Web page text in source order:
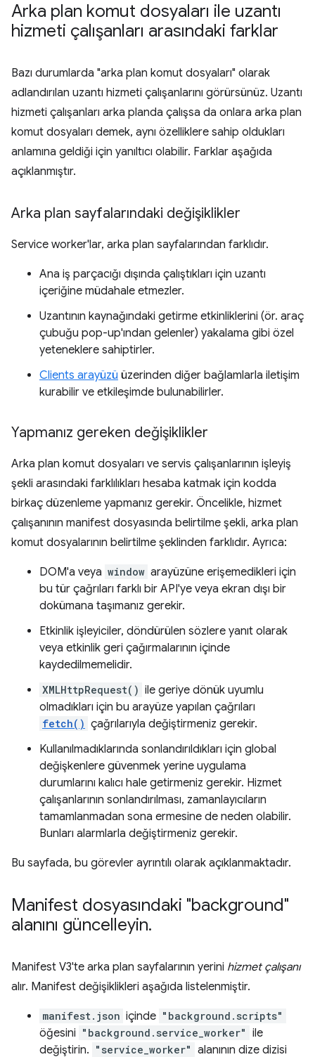
Arka plan komut dosyaları ile uzantı
hizmeti çalışanları arasındaki farklar
Bazı durumlarda "arka plan komut dosyaları" olarak
adlandırılan uzantı hizmeti çalışanlarını görürsünüz. Uzantı
hizmeti çalışanları arka planda çalışsa da onlara arka plan
komut dosyaları demek, aynı özelliklere sahip oldukları
anlamına geldiği için yanıltıcı olabilir. Farklar aşağıda
açıklanmıştır.
Arka plan sayfalarındaki değişiklikler
Service worker'lar, arka plan sayfalarından farklıdır.
Ana iş parçacığı dışında çalıştıkları için uzantı
içeriğine müdahale etmezler.
Uzantının kaynağındaki getirme etkinliklerini (ör. araç
çubuğu pop-up'ından gelenler) yakalama gibi özel
yeteneklere sahiptirler.
Clients arayüzü üzerinden diğer bağlamlarla iletişim
kurabilir ve etkileşimde bulunabilirler.
Yapmanız gereken değişiklikler
Arka plan komut dosyaları ve servis çalışanlarının işleyiş
şekli arasındaki farklılıkları hesaba katmak için kodda
birkaç düzenleme yapmanız gerekir. Öncelikle, hizmet
çalışanının manifest dosyasında belirtilme şekli, arka plan
komut dosyalarının belirtilme şeklinden farklıdır. Ayrıca:
DOM'a veya window arayüzüne erişemedikleri için
bu tür çağrıları farklı bir API'ye veya ekran dışı bir
dokümana taşımanız gerekir.
Etkinlik işleyiciler, döndürülen sözlere yanıt olarak
veya etkinlik geri çağırmalarının içinde
kaydedilmemelidir.
XMLHttpRequest() ile geriye dönük uyumlu
olmadıkları için bu arayüze yapılan çağrıları
fetch() çağrılarıyla değiştirmeniz gerekir.
Kullanılmadıklarında sonlandırıldıkları için global
değişkenlere güvenmek yerine uygulama
durumlarını kalıcı hale getirmeniz gerekir. Hizmet
çalışanlarının sonlandırılması, zamanlayıcıların
tamamlanmadan sona ermesine de neden olabilir.
Bunları alarmlarla değiştirmeniz gerekir.
Bu sayfada, bu görevler ayrıntılı olarak açıklanmaktadır.
Manifest dosyasındaki "background"
alanını güncelleyin.
Manifest V3'te arka plan sayfalarının yerini hizmet çalışanı
alır. Manifest değişiklikleri aşağıda listelenmiştir.
manifest.json içinde "background.scripts"
öğesini "background.service_worker" ile
değiştirin. "service_worker" alanının dize dizisi